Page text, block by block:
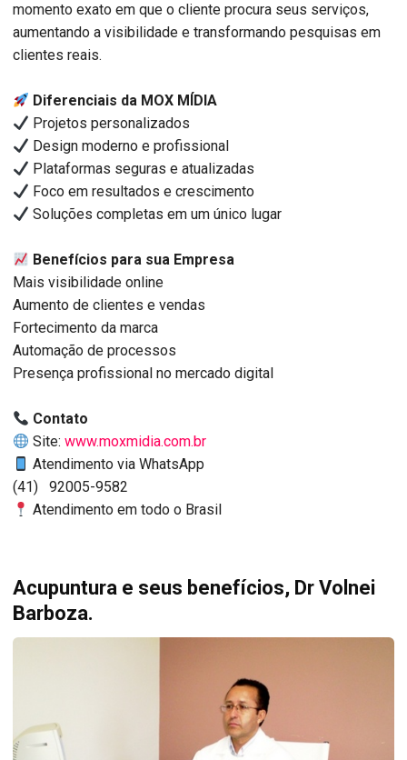
momento exato em que o cliente procura seus serviços,
aumentando a visibilidade e transformando pesquisas em
clientes reais.
Diferenciais da MOX MÍDIA
Projetos personalizados
Design moderno e profissional
Plataformas seguras e atualizadas
Foco em resultados e crescimento
Soluções completas em um único lugar
Benefícios para sua Empresa
Mais visibilidade online
Aumento de clientes e vendas
Fortecimento da marca
Automação de processos
Presença profissional no mercado digital
Contato
Site:www.moxmidia.com.br
Atendimento via WhatsApp
(41) 92005-9582
Atendimento em todo o Brasil
Acupuntura e seus benefícios, Dr Volnei
Barboza.